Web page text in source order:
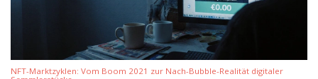
NFT-Marktzyklen: Vom Boom 2021 zur Nach-Bubble-Realität digitaler